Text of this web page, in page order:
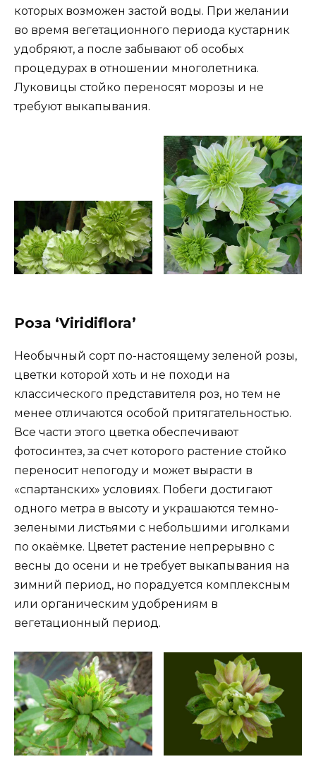
которых возможен застой воды. При желании
во время вегетационного периода кустарник
удобряют, а после забывают об особых
процедурах в отношении многолетника.
Луковицы стойко переносят морозы и не
требуют выкапывания.
Роза ‘Viridiflora’
Необычный сорт по-настоящему зеленой розы,
цветки которой хоть и не походи на
классического представителя роз, но тем не
менее отличаются особой притягательностью.
Все части этого цветка обеспечивают
фотосинтез, за счет которого растение стойко
переносит непогоду и может вырасти в
«спартанских» условиях. Побеги достигают
одного метра в высоту и украшаются темно-
зелеными листьями с небольшими иголками
по окаёмке. Цветет растение непрерывно с
весны до осени и не требует выкапывания на
зимний период, но порадуется комплексным
или органическим удобрениям в
вегетационный период.